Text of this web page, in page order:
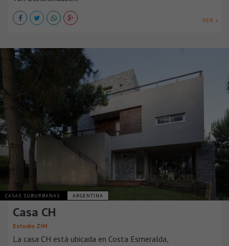
VER +
CASAS SUBURBANAS ARGENTINA
Casa CH
Estudio ZIM
La casa CH está ubicada en Costa Esmeralda,